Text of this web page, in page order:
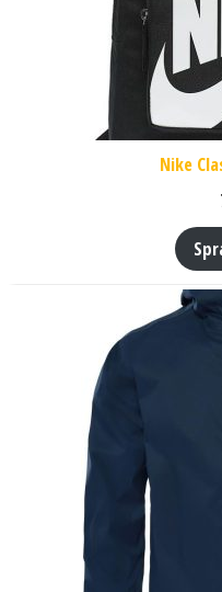
Nike